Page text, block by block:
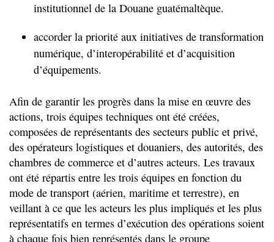
institutionnel de la Douane guatémaltèque.
accorder la priorité aux initiatives de transformation
numérique, d’interopérabilité et d’acquisition
d’équipements.
Afin de garantir les progrès dans la mise en œuvre des
actions, trois équipes techniques ont été créées,
composées de représentants des secteurs public et privé,
des opérateurs logistiques et douaniers, des autorités, des
chambres de commerce et d’autres acteurs. Les travaux
ont été répartis entre les trois équipes en fonction du
mode de transport (aérien, maritime et terrestre), en
veillant à ce que les acteurs les plus impliqués et les plus
représentatifs en termes d’exécution des opérations soient
à chaque fois bien représentés dans le groupe